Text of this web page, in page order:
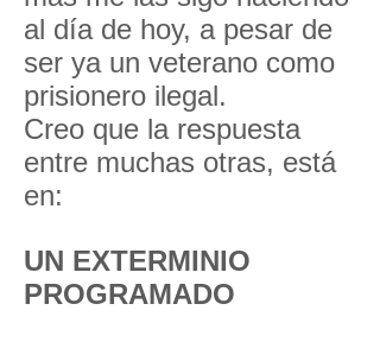
al día de hoy, a pesar de
ser ya un veterano como
prisionero ilegal.
Creo que la respuesta
entre muchas otras, está
en:
UN EXTERMINIO
PROGRAMADO